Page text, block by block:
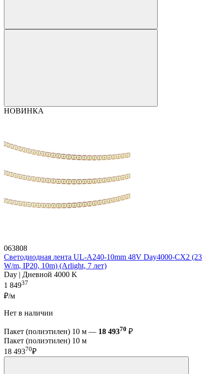
НОВИНКА
063808
Светодиодная лента UL-A240-10mm 48V Day4000-CX2 (23
W/m, IP20, 10m) (Arlight, 7 лет)
Day | Дневной 4000 K
1 84937
₽/м
Нет в наличии
Пакет (полиэтилен) 10 м — 18 49370 ₽
Пакет (полиэтилен) 10 м
18 49370₽